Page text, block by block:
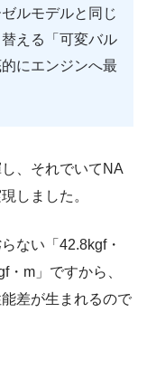
ルモデルと同じ
える「可変バル
にエンジンへ最
、それでいてNA
しました。
ない「42.8kgf・
m」ですから、
差が生まれるので